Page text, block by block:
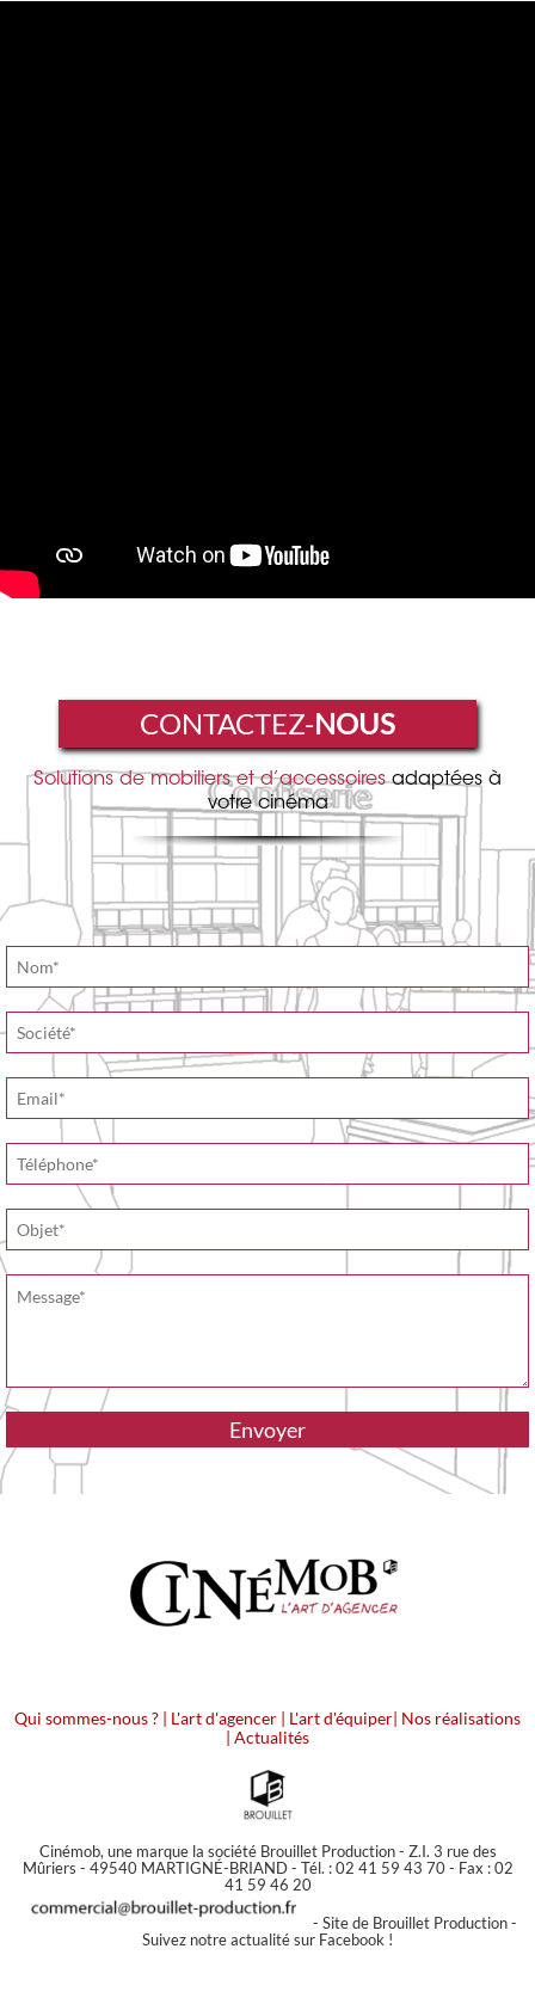
CONTACTEZ-NOUS
Solutions de mobiliers et d’accessoiresadaptées à
votre cinéma
Qui sommes-nous ? | L'art d'agencer | L'art d'équiper| Nos réalisations
| Actualités
Cinémob, une marque la société Brouillet Production - Z.I. 3 rue des
Mûriers - 49540 MARTIGNÉ-BRIAND - Tél. : 02 41 59 43 70 - Fax : 02
41 59 46 20
- Site de Brouillet Production-
Suivez notre actualité sur Facebook !